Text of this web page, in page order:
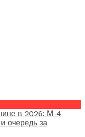
в 2026: М-4
очередь за